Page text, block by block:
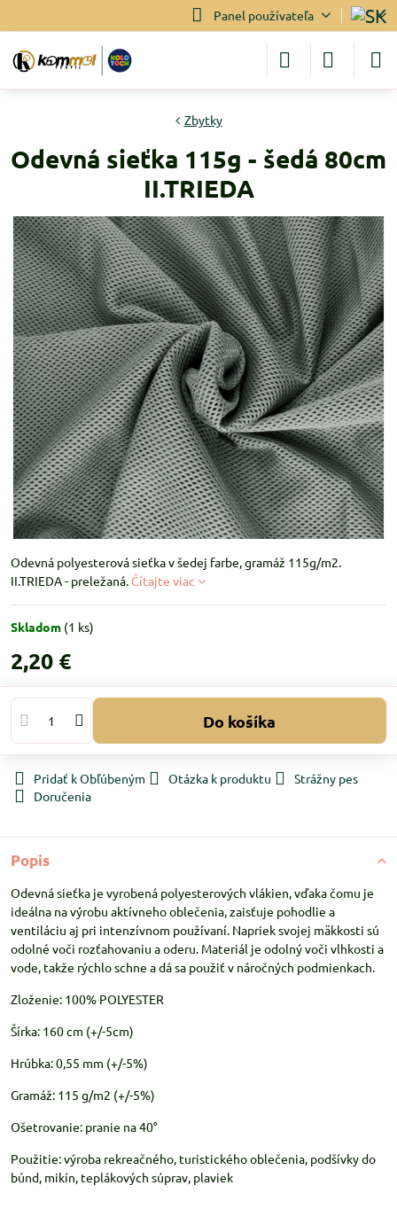
Panel používateľa
Zbytky
Odevná sieťka 115g - šedá 80cm
II.TRIEDA
Odevná polyesterová sieťka v šedej farbe, gramáž 115g/m2.
II.TRIEDA - preležaná. Čítajte viac
Skladom (1 ks)
2,20 €
Do košíka
Pridať k Obľúbeným Otázka k produktu
Strážny pes
Doručenia
Popis
Odevná sieťka je vyrobená polyesterových vlákien, vďaka čomu je
ideálna na výrobu aktívneho oblečenia, zaisťuje pohodlie a
ventiláciu aj pri intenzívnom používaní. Napriek svojej mäkkosti sú
odolné voči rozťahovaniu a oderu. Materiál je odolný voči vlhkosti a
vode, takže rýchlo schne a dá sa použiť v náročných podmienkach.
Zloženie: 100% POLYESTER
Šírka: 160 cm (+/-5cm)
Hrúbka: 0,55 mm (+/-5%)
Gramáž: 115 g/m2 (+/-5%)
Ošetrovanie: pranie na 40°
Použitie: výroba rekreačného, turistického oblečenia, podšívky do
búnd, mikín, teplákových súprav, plaviek